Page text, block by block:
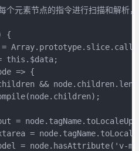
元素节点的指令进行扫描和解析
{
this.$data;
=> {
&&
=
=
= node.hasAttribute('v-